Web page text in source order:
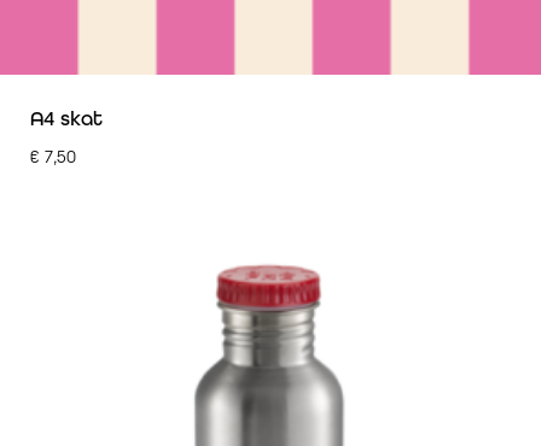
A4 skat
€ 7,50